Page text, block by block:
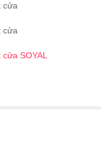
cửa
cửa
SOYAL